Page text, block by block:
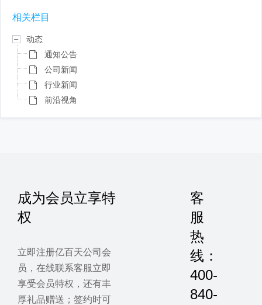
相关栏目
动态
通知公告
公司新闻
行业新闻
前沿视角
成为会员立享特
权
立即注册亿百天公司会
员，在线联系客服立即
享受会员特权，还有丰
厚礼品赠送；签约时可
客
服
热
线：
400-
840-